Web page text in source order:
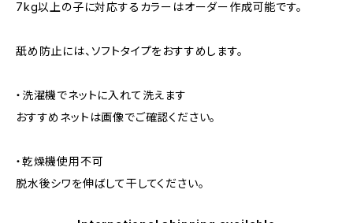
7kg以上の子に対応するカラーはオーダー作成可能です。
舐め防止には、ソフトタイプをおすすめします。
・洗濯機でネットに入れて洗えます
おすすめネットは画像でご確認ください。
・乾燥機使用不可
脱水後シワを伸ばして干してください。